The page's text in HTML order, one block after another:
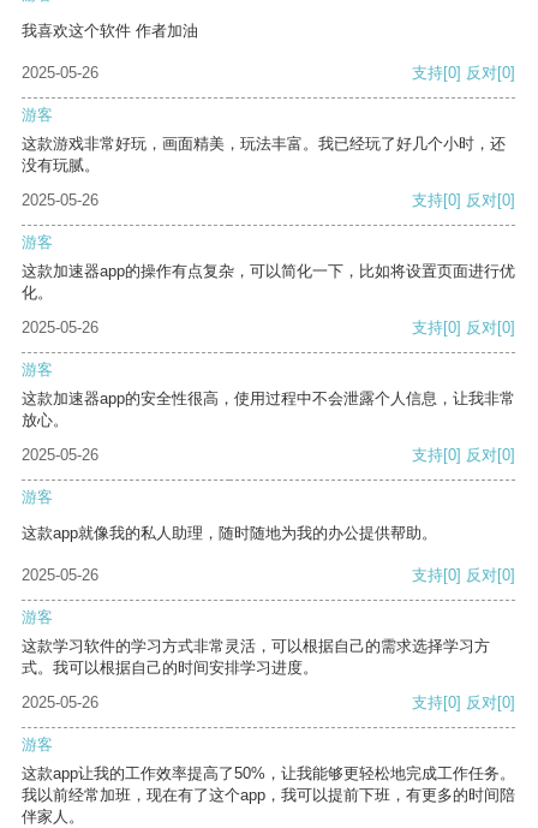
我喜欢这个软件 作者加油
2025-05-26 支持[0] 反对[0]
游客
这款游戏非常好玩，画面精美，玩法丰富。我已经玩了好几个小时，还
没有玩腻。
2025-05-26
支持[0] 反对[0]
游客
这款加速器app的操作有点复杂，可以简化一下，比如将设置页面进行优
化。
2025-05-26
支持[0] 反对[0]
游客
这款加速器app的安全性很高，使用过程中不会泄露个人信息，让我非常
放心。
2025-05-26
支持[0] 反对[0]
游客
这款app就像我的私人助理，随时随地为我的办公提供帮助。
2025-05-26 支持[0] 反对[0]
游客
这款学习软件的学习方式非常灵活，可以根据自己的需求选择学习方
式。我可以根据自己的时间安排学习进度。
2025-05-26
支持[0] 反对[0]
游客
这款app让我的工作效率提高了50%，让我能够更轻松地完成工作任务。
我以前经常加班，现在有了这个app，我可以提前下班，有更多的时间陪
伴家人。